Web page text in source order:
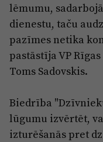
lēmumu,
dienestu, taču
pazīmes netika
pastāstīja VP
Toms Sadovskis.
Biedrība
lūgumu izvērtēt,
izturēšanās pret